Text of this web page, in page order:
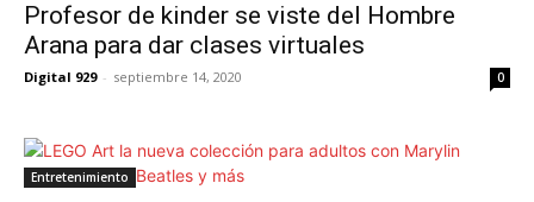
Profesor de kinder se viste del Hombre
Arana para dar clases virtuales
Digital 929 - septiembre 14, 2020 0
Entretenimiento